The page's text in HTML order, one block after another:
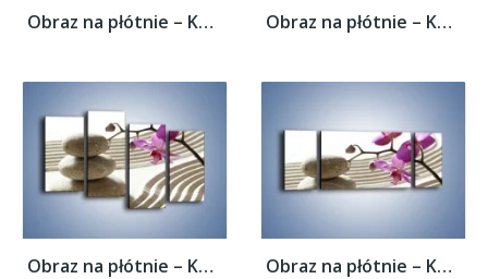
Obraz na płótnie – Kamień piasek i kwiat –... Obraz na płótnie – Kamień piasek i kwiat –...
Obraz na płótnie – Kamień piasek i kwiat –... Obraz na płótnie – Kamień piasek i kwiat –...